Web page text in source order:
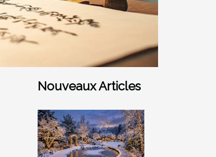
Nouveaux Articles